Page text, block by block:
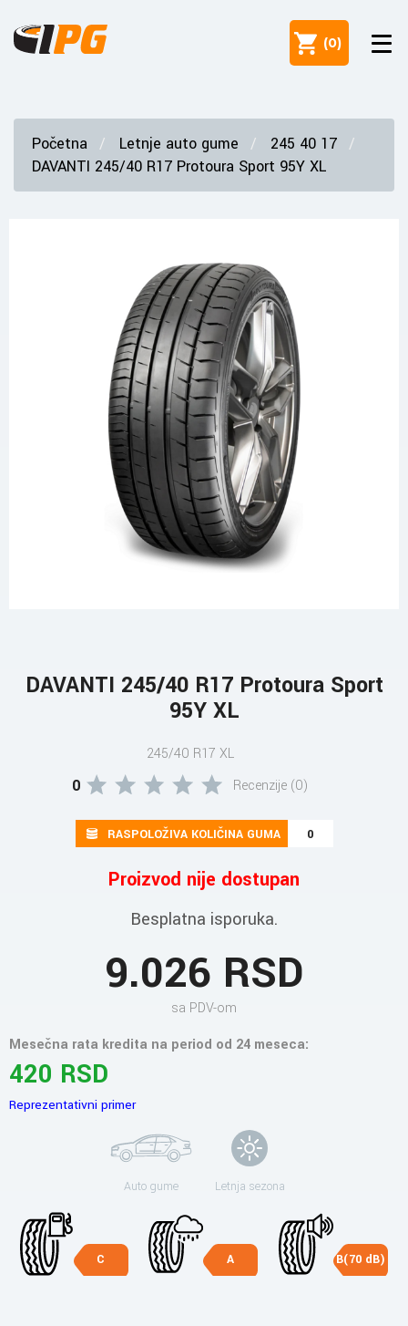
(0)
Početna Letnje auto gume
245 40 17
DAVANTI 245/40 R17 Protoura Sport 95Y XL
DAVANTI 245/40 R17 Protoura Sport
95Y XL
245/40 R17 XL
0 Recenzije (0)
RASPOLOŽIVA KOLIČINA GUMA 0
Proizvod nije dostupan
Besplatna isporuka.
9.026 RSD
sa PDV-om
Mesečna rata kredita na period od 24 meseca:
420 RSD
Reprezentativni primer
Auto gume Letnja sezona
C A B(70 dB)